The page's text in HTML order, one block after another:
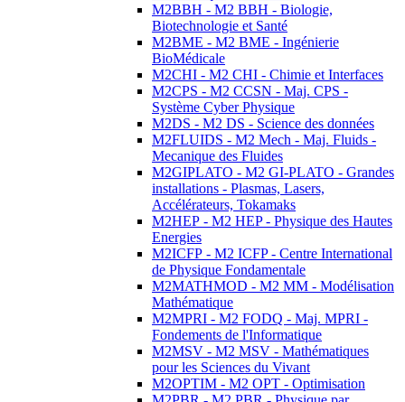
M2BBH - M2 BBH - Biologie,
Biotechnologie et Santé
M2BME - M2 BME - Ingénierie
BioMédicale
M2CHI - M2 CHI - Chimie et Interfaces
M2CPS - M2 CCSN - Maj. CPS -
Système Cyber Physique
M2DS - M2 DS - Science des données
M2FLUIDS - M2 Mech - Maj. Fluids -
Mecanique des Fluides
M2GIPLATO - M2 GI-PLATO - Grandes
installations - Plasmas, Lasers,
Accélérateurs, Tokamaks
M2HEP - M2 HEP - Physique des Hautes
Energies
M2ICFP - M2 ICFP - Centre International
de Physique Fondamentale
M2MATHMOD - M2 MM - Modélisation
Mathématique
M2MPRI - M2 FODQ - Maj. MPRI -
Fondements de l'Informatique
M2MSV - M2 MSV - Mathématiques
pour les Sciences du Vivant
M2OPTIM - M2 OPT - Optimisation